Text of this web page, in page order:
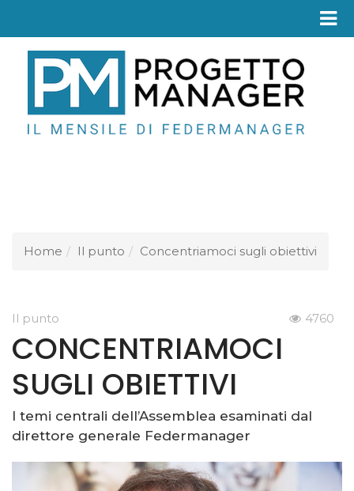
Home Il punto Concentriamoci sugli obiettivi
Il punto 4760
CONCENTRIAMOCI
SUGLI OBIETTIVI
I temi centrali dell’Assemblea esaminati dal
direttore generale Federmanager